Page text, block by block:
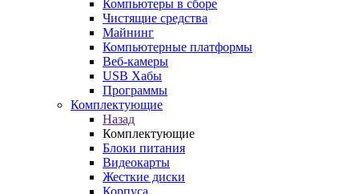
Компьютеры в сборе
Чистящие средства
Майнинг
Компьютерные платформы
Веб-камеры
USB Хабы
Программы
Комплектующие
Назад
Комплектующие
Блоки питания
Видеокарты
Жесткие диски
Корпуса